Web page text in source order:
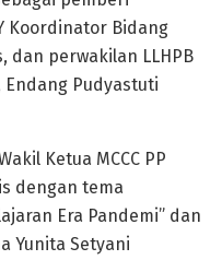
Koordinator Bidang
dan perwakilan LLHPB
Endang Pudyastuti
Ketua MCCC PP
dengan tema
Era Pandemi” dan
Yunita Setyani